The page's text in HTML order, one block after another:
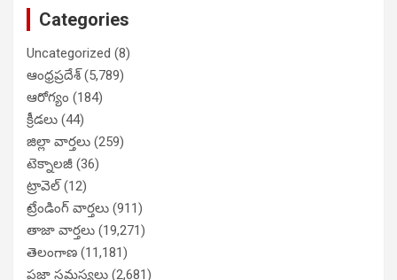
Categories
Uncategorized (8)
ఆంధ్రప్రదేశ్(5,789)
ఆరోగ్యం (184)
క్రీడలు (44)
జిల్లా వార్తలు (259)
టెక్నాలజీ (36)
ట్రావెల్(12)
ట్రేండింగ్ వార్తలు (911)
తాజా వార్తలు (19,271)
తెలంగాణ (11,181)
ప్రజా సమస్యలు (2,681)